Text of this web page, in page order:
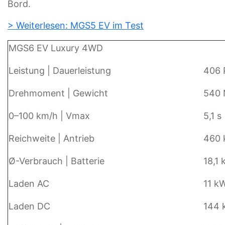
Bord.
> Weiterlesen: MGS5 EV im Test
MGS6 EV Luxury 4WD
Leistung | Dauerleistung 406
Drehmoment | Gewicht 540
0–100 km/h | Vmax 5,1
Reichweite | Antrieb 460
Ø-Verbrauch | Batterie 18,1
Laden AC 11
Laden DC 144